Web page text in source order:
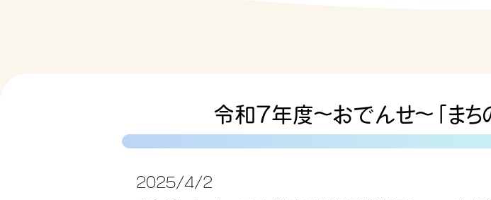
令和7年度～おでんせ～「ま
2025/4/2